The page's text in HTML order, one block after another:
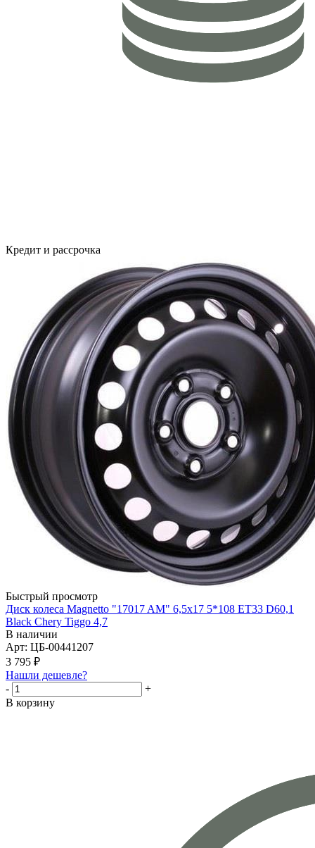
Кредит и рассрочка
Быстрый просмотр
Диск колеса Magnetto "17017 AM" 6,5x17 5*108 ET33 D60,1
Black Chery Tiggo 4,7
В наличии
Арт: ЦБ-00441207
3 795 ₽
Нашли дешевле?
-
+
В корзину